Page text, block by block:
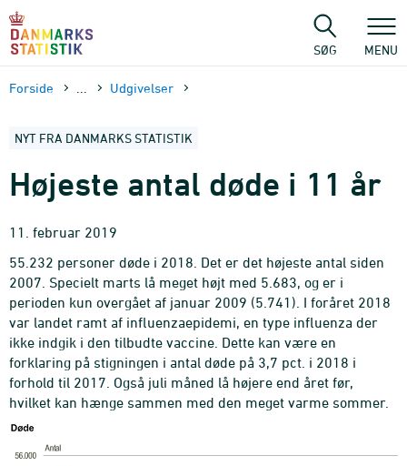
sidens
SØG MENU
Forside Udgivelser
NYT FRA DANMARKS STATISTIK
Højeste antal døde i 11 år
11. februar 2019
55.232 personer døde i 2018. Det er det højeste antal siden
2007. Specielt marts lå meget højt med 5.683, og er i
perioden kun overgået af januar 2009 (5.741). I foråret 2018
var landet ramt af influenzaepidemi, en type influenza der
ikke indgik i den tilbudte vaccine. Dette kan være en
forklaring på stigningen i antal døde på 3,7 pct. i 2018 i
forhold til 2017. Også juli måned lå højere end året før,
hvilket kan hænge sammen med den meget varme sommer.